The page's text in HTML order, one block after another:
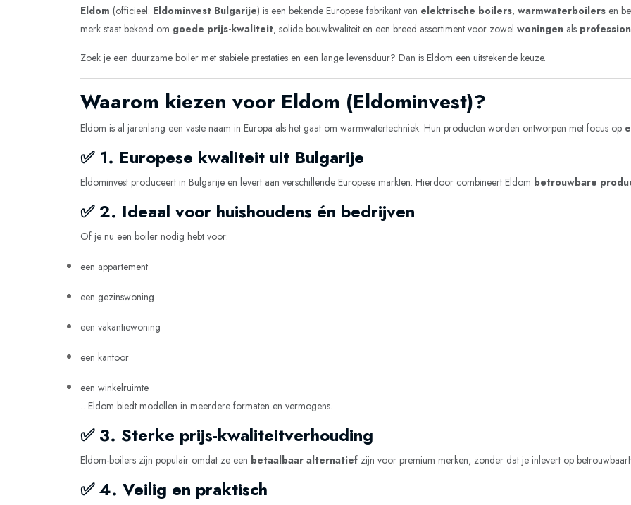
Eldom (officieel: Eldominvest Bulgarije) is een bekende Europese fabrikant van elektrische boilers, warmwaterboilers en
merk staat bekend om goede prijs-kwaliteit, solide bouwkwaliteit en een breed assortiment voor zowel woningen als
Zoek je een duurzame boiler met stabiele prestaties en een lange levensduur? Dan is Eldom een uitstekende keuze.
Waarom kiezen voor Eldom (Eldominvest)?
Eldom is al jarenlang een vaste naam in Europa als het gaat om warmwatertechniek. Hun producten worden ontworpen met focus op
✅ 1. Europese kwaliteit uit Bulgarije
Eldominvest produceert in Bulgarije en levert aan verschillende Europese markten. Hierdoor combineert Eldom betrouwbare
✅ 2. Ideaal voor huishoudens én bedrijven
Of je nu een boiler nodig hebt voor:
een appartement
een gezinswoning
een vakantiewoning
een kantoor
een winkelruimte
…Eldom biedt modellen in meerdere formaten en vermogens.
✅ 3. Sterke prijs-kwaliteitverhouding
Eldom-boilers zijn populair omdat ze een betaalbaar alternatief zijn voor premium merken, zonder dat je inlevert op
✅ 4. Veilig en praktisch